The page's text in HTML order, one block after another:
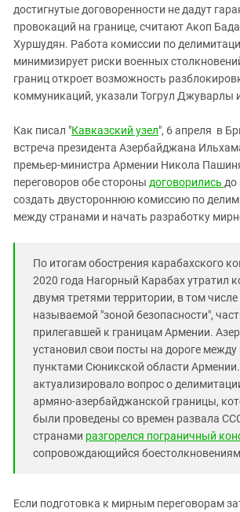
СКФО
Ставропольский край
Чечня
Южная Осетия
ЮФО
достигнутые договоренности не дадут
провокаций на границе, считают Акоп
Хуршудян. Работа комиссии по
минимизирует риски военных
границ откроет возможность
коммуникаций, указали Тогрул Джуварлы
Как писал "Кавказский узел", 6 апреля в
встреча президента Азербайджана
премьер-министра Армении Никола
переговоров обе стороны договорились до
создать двустороннюю комиссию по
между странами и начать разработку
По итогам обострения карабахского
2020 года Нагорный Карабах утратил
двумя третями территории, в том числе
называемой "зоной безопасности",
прилегавшей к границам Армении.
установил свои посты на дороге
пунктами Сюникской области
актуализировало вопрос о
армяно-азербайджанской границы,
были проведены со времен развала
странами разгорелся пограничный
сопровождающийся
Если подготовка к мирным переговорам